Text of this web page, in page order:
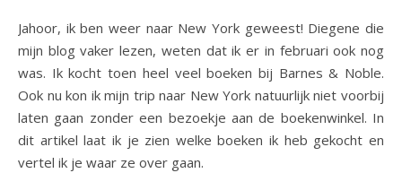
Jahoor, ik ben weer naar New York geweest! Diegene die
mijn blog vaker lezen, weten dat ik er in februari ook nog
was. Ik kocht toen heel veel boeken bij Barnes & Noble.
Ook nu kon ik mijn trip naar New York natuurlijk niet voorbij
laten gaan zonder een bezoekje aan de boekenwinkel. In
dit artikel laat ik je zien welke boeken ik heb gekocht en
vertel ik je waar ze over gaan.